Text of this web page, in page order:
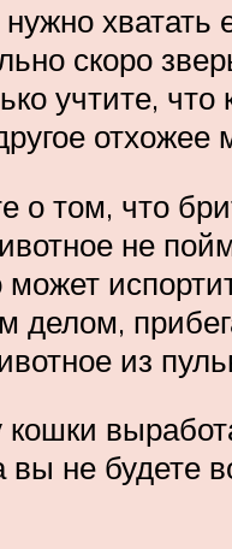
хватать
скоро
учтите,
отхожее
о том, что
не
может
делом,
из
вы не будете